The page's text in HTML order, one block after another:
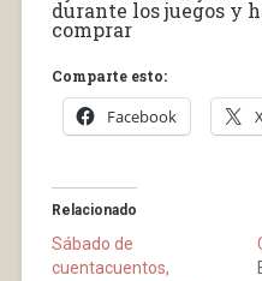
durante los juegos y
comprar
Comparte esto:
Facebook
Relacionado
Sábado de
cuentacuentos,